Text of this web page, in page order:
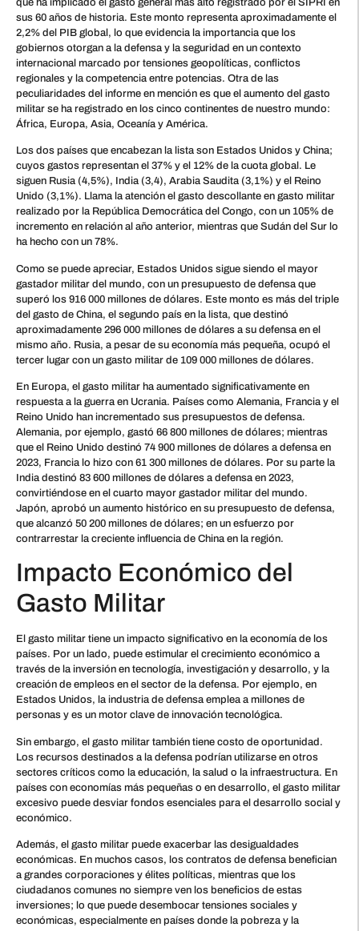
que ha implicado el gasto general más alto registrado por el SIPRI en
sus 60 años de historia. Este monto representa aproximadamente el
2,2% del PIB global, lo que evidencia la importancia que los
gobiernos otorgan a la defensa y la seguridad en un contexto
internacional marcado por tensiones geopolíticas, conflictos
regionales y la competencia entre potencias. Otra de las
peculiaridades del informe en mención es que el aumento del gasto
militar se ha registrado en los cinco continentes de nuestro mundo:
África, Europa, Asia, Oceanía y América.
Los dos países que encabezan la lista son Estados Unidos y China;
cuyos gastos representan el 37% y el 12% de la cuota global. Le
siguen Rusia (4,5%), India (3,4), Arabia Saudita (3,1%) y el Reino
Unido (3,1%). Llama la atención el gasto descollante en gasto militar
realizado por la República Democrática del Congo, con un 105% de
incremento en relación al año anterior, mientras que Sudán del Sur lo
ha hecho con un 78%.
Como se puede apreciar, Estados Unidos sigue siendo el mayor
gastador militar del mundo, con un presupuesto de defensa que
superó los 916 000 millones de dólares. Este monto es más del triple
del gasto de China, el segundo país en la lista, que destinó
aproximadamente 296 000 millones de dólares a su defensa en el
mismo año. Rusia, a pesar de su economía más pequeña, ocupó el
tercer lugar con un gasto militar de 109 000 millones de dólares.
En Europa, el gasto militar ha aumentado significativamente en
respuesta a la guerra en Ucrania. Países como Alemania, Francia y el
Reino Unido han incrementado sus presupuestos de defensa.
Alemania, por ejemplo, gastó 66 800 millones de dólares; mientras
que el Reino Unido destinó 74 900 millones de dólares a defensa en
2023, Francia lo hizo con 61 300 millones de dólares. Por su parte la
India destinó 83 600 millones de dólares a defensa en 2023,
convirtiéndose en el cuarto mayor gastador militar del mundo.
Japón, aprobó un aumento histórico en su presupuesto de defensa,
que alcanzó 50 200 millones de dólares; en un esfuerzo por
contrarrestar la creciente influencia de China en la región.
Impacto Económico del
Gasto Militar
El gasto militar tiene un impacto significativo en la economía de los
países. Por un lado, puede estimular el crecimiento económico a
través de la inversión en tecnología, investigación y desarrollo, y la
creación de empleos en el sector de la defensa. Por ejemplo, en
Estados Unidos, la industria de defensa emplea a millones de
personas y es un motor clave de innovación tecnológica.
Sin embargo, el gasto militar también tiene costo de oportunidad.
Los recursos destinados a la defensa podrían utilizarse en otros
sectores críticos como la educación, la salud o la infraestructura. En
países con economías más pequeñas o en desarrollo, el gasto militar
excesivo puede desviar fondos esenciales para el desarrollo social y
económico.
Además, el gasto militar puede exacerbar las desigualdades
económicas. En muchos casos, los contratos de defensa benefician
a grandes corporaciones y élites políticas, mientras que los
ciudadanos comunes no siempre ven los beneficios de estas
inversiones; lo que puede desembocar tensiones sociales y
económicas, especialmente en países donde la pobreza y la